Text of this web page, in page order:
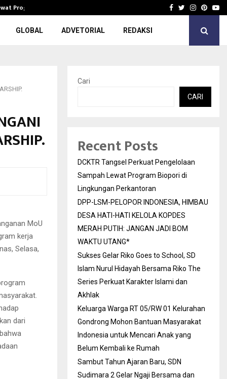
Program… DPP-LSM-PELOPOR INDONESIA,
Facebook
Twitter
GLOBAL ADVETORIAL REDAKSI
MoU
kerja
Selasa,
dari
Cari
CARI
Recent Posts
DCKTR Tangsel Perkuat Pengelolaan
Sampah Lewat Program Biopori di
Lingkungan Perkantoran
DPP-LSM-PELOPOR INDONESIA, HIMBAU
DESA HATI-HATI KELOLA KOPDES
MERAH PUTIH: JANGAN JADI BOM
WAKTU UTANG*
Sukses Gelar Riko Goes to School, SD
Islam Nurul Hidayah Bersama Riko The
Series Perkuat Karakter Islami dan
Akhlak
Keluarga Warga RT 05/RW 01 Kelurahan
Gondrong Mohon Bantuan Masyarakat
Indonesia untuk Mencari Anak yang
Belum Kembali ke Rumah
Sambut Tahun Ajaran Baru, SDN
Sudimara 2 Gelar Ngaji Bersama dan